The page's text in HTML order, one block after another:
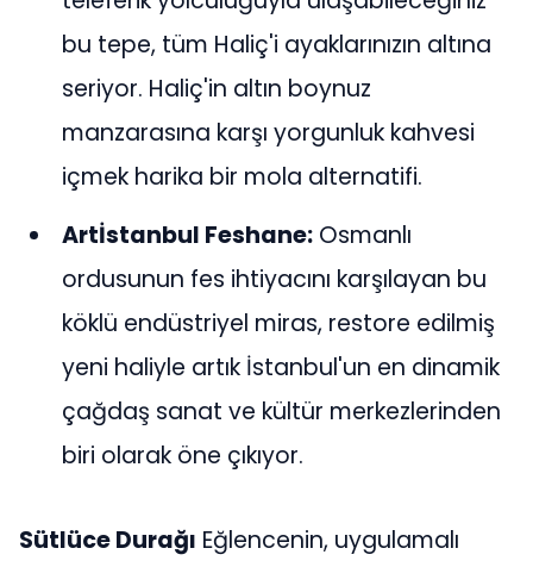
bu tepe, tüm Haliç'i ayaklarınızın altına
seriyor. Haliç'in altın boynuz
manzarasına karşı yorgunluk kahvesi
içmek harika bir mola alternatifi.
Artİstanbul Feshane: Osmanlı
ordusunun fes ihtiyacını karşılayan bu
köklü endüstriyel miras, restore edilmiş
yeni haliyle artık İstanbul'un en dinamik
çağdaş sanat ve kültür merkezlerinden
biri olarak öne çıkıyor.
Sütlüce Durağı Eğlencenin, uygulamalı